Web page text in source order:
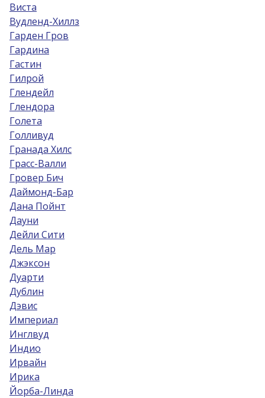
Виста
Вудленд-Хиллз
Гарден Гров
Гардина
Гастин
Гилрой
Глендейл
Глендора
Голета
Голливуд
Гранада Хилс
Грасс-Валли
Гровер Бич
Даймонд-Бар
Дана Пойнт
Дауни
Дейли Сити
Дель Мар
Джэксон
Дуарти
Дублин
Дэвис
Империал
Инглвуд
Индио
Ирвайн
Ирика
Йорба-Линда